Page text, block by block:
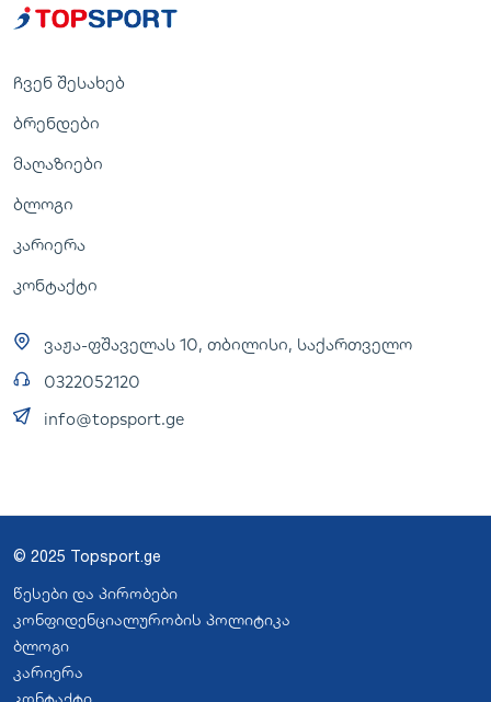
ჩვენ შესახებ
ბრენდები
მაღაზიები
ბლოგი
კარიერა
კონტაქტი
ვაჟა-ფშაველას 10, თბილისი, საქართველო
0322052120
info@topsport.ge
© 2025 Topsport.ge
წესები და პირობები
კონფიდენციალურობის პოლიტიკა
ბლოგი
კარიერა